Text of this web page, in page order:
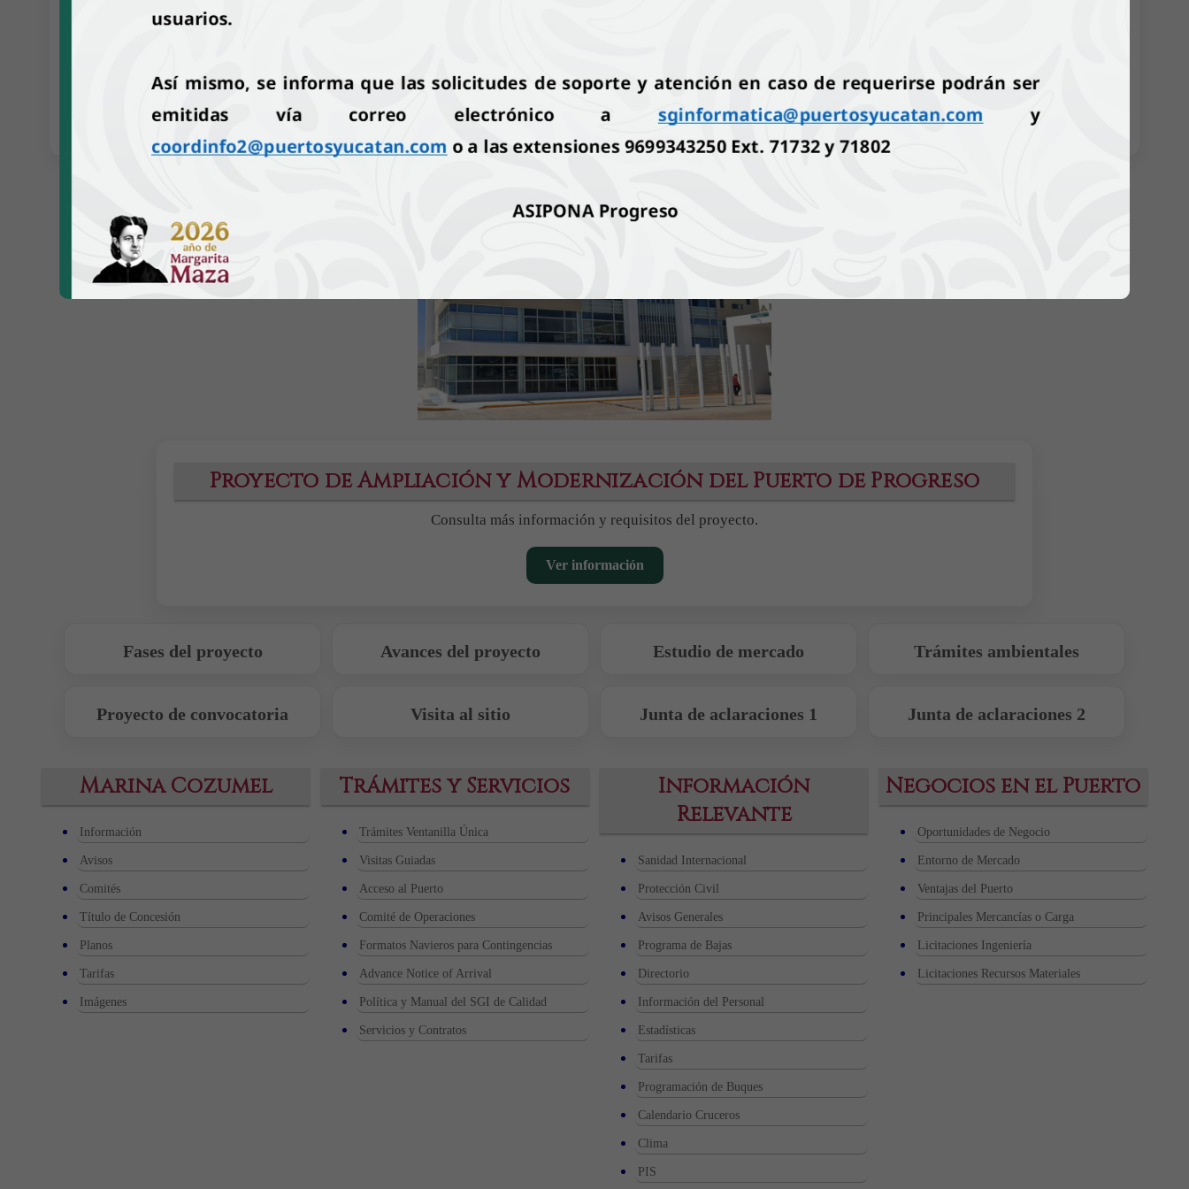
ASIPONA Progreso participa en el Día Nacional de la Preparación y Respuesta a Emergencias Químicas 2026.
Proyecto de Ampliación y Modernización del Puerto de Progreso
Consulta más información y requisitos del proyecto.
Ver información
Fases del proyecto Avances del proyecto Estudio de mercado Trámites ambientales
Proyecto de convocatoria Visita al sitio Junta de aclaraciones 1 Junta de aclaraciones 2
Marina Cozumel
Información
Avisos
Comités
Título de Concesión
Planos
Tarifas
Imágenes
Trámites y Servicios
Trámites Ventanilla Única
Visitas Guiadas
Acceso al Puerto
Comité de Operaciones
Formatos Navieros para Contingencias
Advance Notice of Arrival
Política y Manual del SGI de Calidad
Servicios y Contratos
Información
Relevante
Sanidad Internacional
Protección Civil
Avisos Generales
Programa de Bajas
Directorio
Información del Personal
Estadísticas
Tarifas
Programación de Buques
Calendario Cruceros
Clima
PIS
Negocios en el Puerto
Oportunidades de Negocio
Entorno de Mercado
Ventajas del Puerto
Principales Mercancías o Carga
Licitaciones Ingeniería
Licitaciones Recursos Materiales